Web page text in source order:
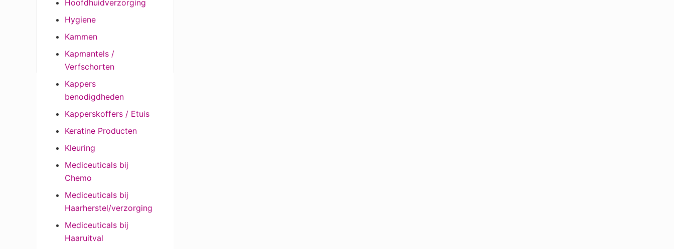
Hoofdhuidverzorging
Hygiene
Kammen
Kapmantels /
Verfschorten
Kappers
benodigdheden
Kapperskoffers / Etuis
Keratine Producten
Kleuring
Mediceuticals bij
Chemo
Mediceuticals bij
Haarherstel/verzorging
Mediceuticals bij
Haaruitval